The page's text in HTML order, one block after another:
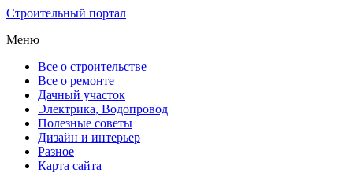
Строительный портал
Меню
Все о строительстве
Все о ремонте
Дачный участок
Электрика, Водопровод
Полезные советы
Дизайн и интерьер
Разное
Карта сайта